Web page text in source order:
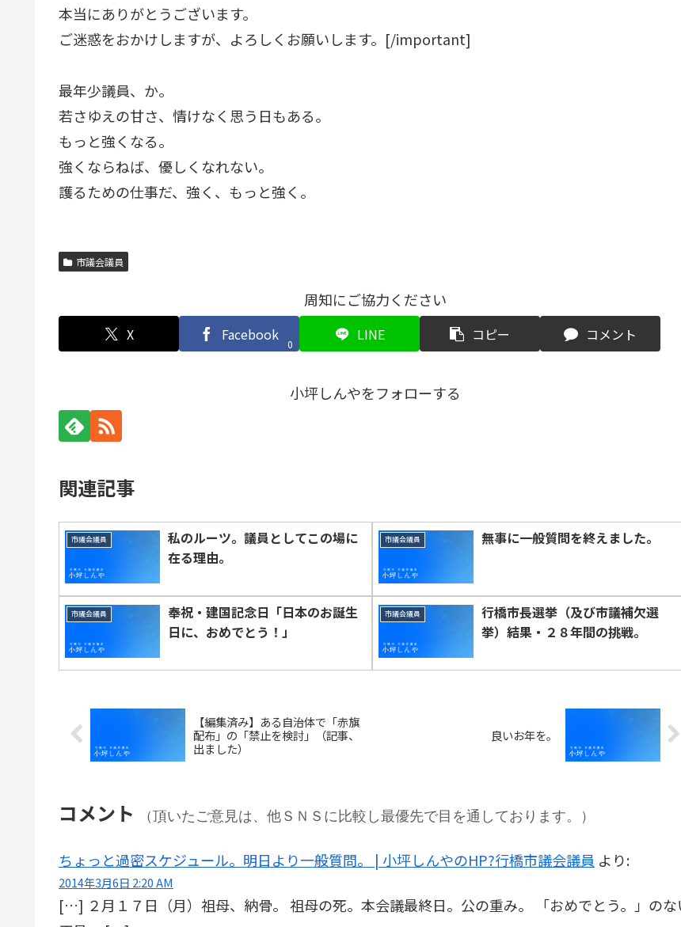
本当にありがとうございます。
ご迷惑をおかけしますが、よろしくお願いします。[/important]
最年少議員、か。
若さゆえの甘さ、情けなく思う日もある。
もっと強くなる。
強くならねば、優しくなれない。
護るための仕事だ、強く、もっと強く。
市議会議員
周知にご協力ください
X Facebook
0
LINE コピー コメント
小坪しんやをフォローする
関連記事
市議会議員
私のルーツ。議員としてこの場に
在る理由。
市議会議員 無事に一般質問を終えました。
市議会議員
奉祝・建国記念日「日本のお誕生
日に、おめでとう！」
市議会議員
行橋市長選挙（及び市議補欠選
挙）結果・２８年間の挑戦。
【編集済み】ある自治体で「赤旗
配布」の「禁止を検討」（記事、
出ました）
良いお年を。
コメント （頂いたご意見は、他ＳＮＳに比較し最優先で目を通しております。）
ちょっと過密スケジュール。明日より一般質問。 | 小坪しんやのHP?行橋市議会議員 より:
2014年3月6日 2:20 AM
[…] ２月１７日（月）祖母、納骨。 祖母の死。本会議最終日。公の重み。 「おめでとう。」のな